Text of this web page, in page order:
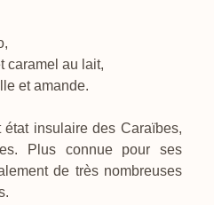
caramel au lait,
et amande.
insulaire des Caraïbes,
Plus connue pour ses
de très nombreuses